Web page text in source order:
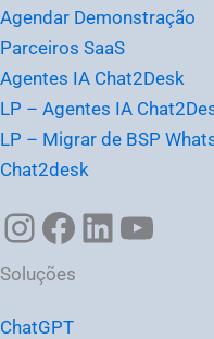
Agendar Demonstração
Parceiros SaaS
Agentes IA Chat2Desk
LP – Agentes IA
LP – Migrar de BSP
Chat2desk
Soluções
ChatGPT